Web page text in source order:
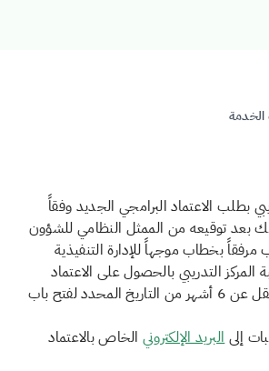
بطلب الاعتماد البرامجي الجديد وفقاً
بعد توقيعه من الممثل النظامي للشؤون
مرفقاً بخطاب موجهاً للإدارة التنفيذية
المركز التدريبي بالحصول على الاعتماد
البرامجي بمدة لا تقل عن 6 أشهر من التاريخ المحدد لفتح باب
إلىالبريد الإلكترونيالخاص بالاعتماد